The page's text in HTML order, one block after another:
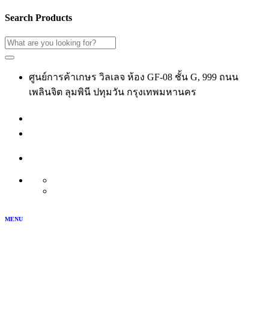
Search Products
ศูนย์การค้าเกษร วิลเลจ ห้อง GF-08 ชั้น G, 999 ถนน
เพลินจิต ลุมพินี ปทุมวัน กรุงเทพมหานคร
MENU